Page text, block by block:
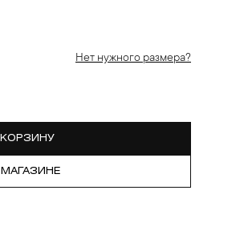
Нет нужного размера?